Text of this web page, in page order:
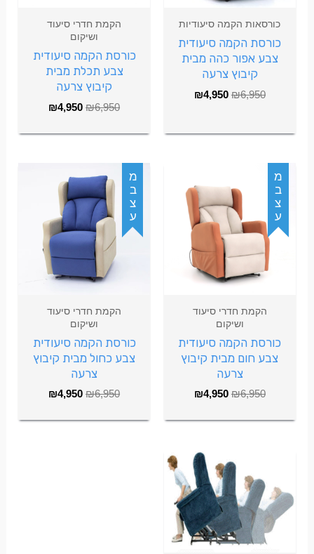
כורסאות הקמה סיעודיות
כורסת הקמה סיעודית
צבע אפור כהה מבית
קיבוץ צרעה
₪6,950
₪4,950
הקמת חדרי סיעוד
ושיקום
כורסת הקמה סיעודית
צבע תכלת מבית
קיבוץ צרעה
₪6,950
₪4,950
עצבמ
הקמת חדרי סיעוד
ושיקום
כורסת הקמה סיעודית
צבע חום מבית קיבוץ
צרעה
₪6,950
₪4,950
עצבמ
הקמת חדרי סיעוד
ושיקום
כורסת הקמה סיעודית
צבע כחול מבית קיבוץ
צרעה
₪6,950
₪4,950